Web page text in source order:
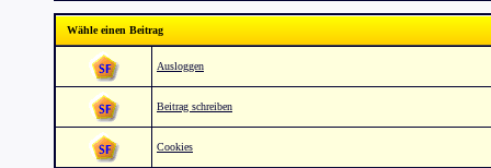
Wähle einen Beitrag
Ausloggen
Beitrag schreiben
Cookies